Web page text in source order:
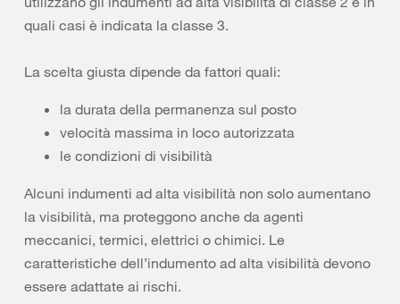
quali casi è indicata la classe 3.
La scelta giusta dipende da fattori quali:
la durata della permanenza sul posto
velocità massima in loco autorizzata
le condizioni di visibilità
Alcuni indumenti ad alta visibilità non solo aumentano
la visibilità, ma proteggono anche da agenti
meccanici, termici, elettrici o chimici. Le
caratteristiche dell’indumento ad alta visibilità devono
essere adattate ai rischi.